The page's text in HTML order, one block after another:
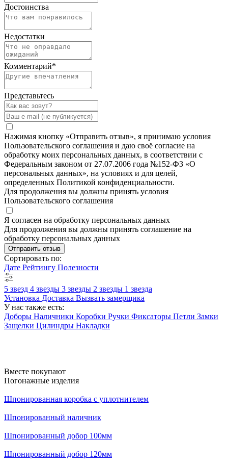
Достоинства
Недостатки
Комментарий*
Представьтесь
Нажимая кнопку «Отправить отзыв», я принимаю условия
Пользовательского соглашения и даю своё согласие на
обработку моих персональных данных, в соответствии с
Федеральным законом от 27.07.2006 года №152-ФЗ «О
персональных данных», на условиях и для целей,
определенных Политикой конфиденциальности.
Для продолжения вы должны принять условия
Пользовательского соглашения
Я согласен на обработку персональных данных
Для продолжения вы должны принять соглашение на
обработку персональных данных
Отправить отзыв
Сортировать по:
Дате Рейтингу Полезности
5 звезд 4 звезды 3 звезды 2 звезды 1 звезда
Установка Доставка Вызвать замерщика
У нас также есть:
Доборы Наличники Коробки Ручки Фиксаторы Петли Замки
Защелки Цилиндры Накладки
Вместе покупают
Погонажные изделия
Шпонированная коробка с уплотнителем
Шпонированный наличник
Шпонированный добор 100мм
Шпонированный добор 120мм